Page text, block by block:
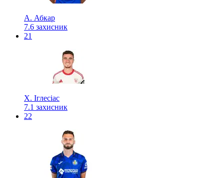
А. Абкар
7.6 захисник
21
Х. Іглесіас
7.1 захисник
22